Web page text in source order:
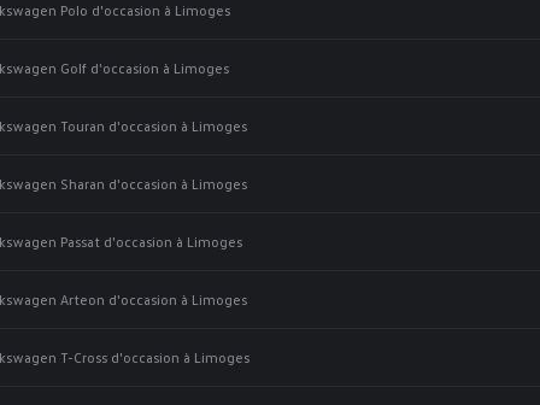
Polo d'occasion à Limoges
Golf d'occasion à Limoges
Touran d'occasion à Limoges
Sharan d'occasion à Limoges
Passat d'occasion à Limoges
Arteon d'occasion à Limoges
T-Cross d'occasion à Limoges